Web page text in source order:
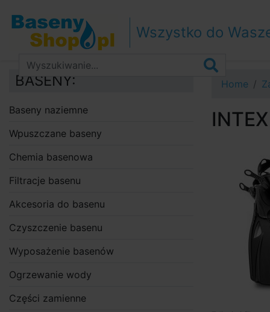
Przejdź do treści
Przejdź do paska bocznegoWszystko do
Home
BASENY:
Baseny naziemne
Wpuszczane baseny
Chemia basenowa
Filtracje basenu
Akcesoria do basenu
Czyszczenie basenu
Wyposażenie basenów
Ogrzewanie wody
Części zamienne